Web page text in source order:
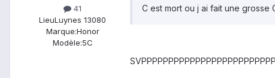
41
LieuLuynes 13080
Marque:Honor
Modèle:5C
C est mort ou j ai fait une grosse